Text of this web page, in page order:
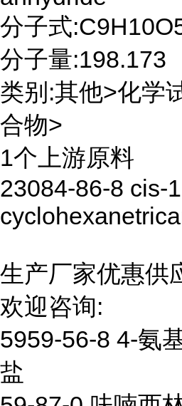
分子式
分子量:198.173
类别:其他>化学
合物>
1个上游原料
23084-86-8 cis-
生产厂家优惠供
欢迎咨询:
5959-56-8 4-氨
盐